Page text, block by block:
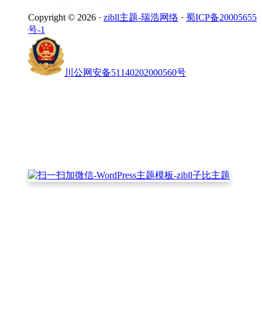
Copyright © 2026 · zibll主题-瑞浩网络 · 蜀ICP备20005655
号-1
川公网安备51140202000560号